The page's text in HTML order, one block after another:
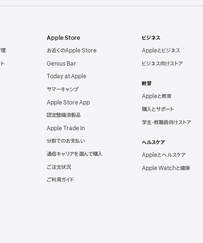
Apple Store
お近くのApple Store
Genius Bar
Today at Apple
サマーキャンプ
Apple Store App
認定整備済製品
Apple Trade In
分割でのお支払い
通信キャリアを選んで購入
ご注文状況
ご利用ガイド
ビジネス
Appleとビジネス
ビジネス向けストア
教育
Appleと教育
購入とサポート
学生・教職員向けストア
ヘルスケア
Appleとヘルスケア
Apple Watchと健康